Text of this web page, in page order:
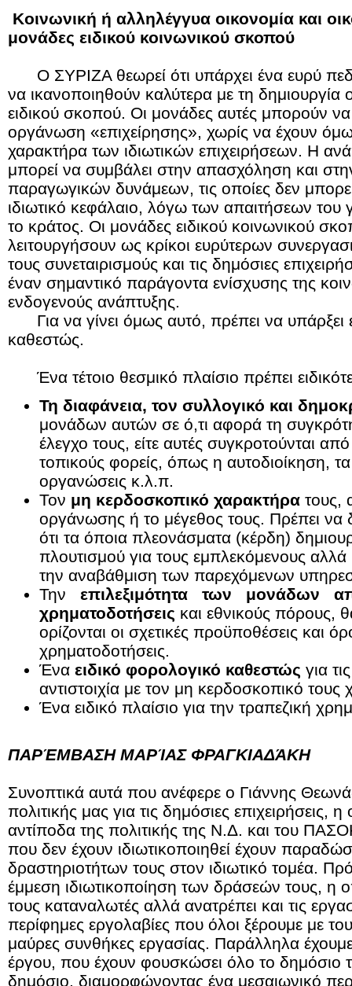
Kοινωνική ή αλληλέγγυα οικονομία και
μονάδες ειδικού κοινωνικού σκοπού
Ο ΣΥΡΙΖΑ θεωρεί ότι υπάρχει ένα ευρύ
να ικανοποιηθούν καλύτερα με τη
ειδικού σκοπού. Οι μονάδες αυτές μπορούν
οργάνωση «επιχείρησης», χωρίς να έχουν
χαρακτήρα των ιδιωτικών επιχειρήσεων. Η
μπορεί να συμβάλει στην απασχόληση και
παραγωγικών δυνάμεων, τις οποίες δεν
ιδιωτικό κεφάλαιο, λόγω των απαιτήσεων του
το κράτος. Οι μονάδες ειδικού κοινωνικού
λειτουργήσουν ως κρίκοι ευρύτερων
τους συνεταιρισμούς και τις δημόσιες
έναν σημαντικό παράγοντα ενίσχυσης της
ενδογενούς ανάπτυξης.
Για να γίνει όμως αυτό, πρέπει να υπάρξει
καθεστώς.
Ένα τέτοιο θεσμικό πλαίσιο πρέπει
Τη διαφάνεια, τον συλλογικό και
μονάδων αυτών σε ό,τι αφορά τη
έλεγχο τους, είτε αυτές συγκροτούνται
τοπικούς φορείς, όπως η αυτοδιοίκηση,
οργανώσεις κ.λ.π.
Τον μη κερδοσκοπικό χαρακτήρα τους,
οργάνωσης ή το μέγεθος τους. Πρέπει να
ότι τα όποια πλεονάσματα (κέρδη)
πλουτισμού για τους εμπλεκόμενους αλλά
την αναβάθμιση των παρεχόμενων
Την επιλεξιμότητα των μονάδων
χρηματοδοτήσεις και εθνικούς πόρους,
ορίζονται οι σχετικές προϋποθέσεις και
χρηματοδοτήσεις.
Ένα ειδικό φορολογικό καθεστώς για
αντιστοιχία με τον μη κερδοσκοπικό τους
Ένα ειδικό πλαίσιο για την τραπεζική
ΠΑΡΈΜΒΑΣΗ ΜΑΡΊΑΣ ΦΡΑΓΚΙΑΔΆΚΗ
Συνοπτικά αυτά που ανέφερε ο Γιάννης
πολιτικής μας για τις δημόσιες επιχειρήσεις,
αντίποδα της πολιτικής της Ν.Δ. και του
που δεν έχουν ιδιωτικοποιηθεί έχουν
δραστηριοτήτων τους στον ιδιωτικό τομέα.
έμμεση ιδιωτικοποίηση των δράσεών τους, η
τους καταναλωτές αλλά ανατρέπει και τις
περίφημες εργολαβίες που όλοι ξέρουμε με
μαύρες συνθήκες εργασίας. Παράλληλα έχουμε
έργου, που έχουν φουσκώσει όλο το δημόσιο
δημόσιο, διαμορφώνοντας ένα μεσαιωνικό